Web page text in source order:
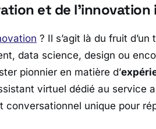
et de
? Il s’agit là du fruit
data science, design ou
pionnier en matière d’
virtuel dédié au service
unique pour